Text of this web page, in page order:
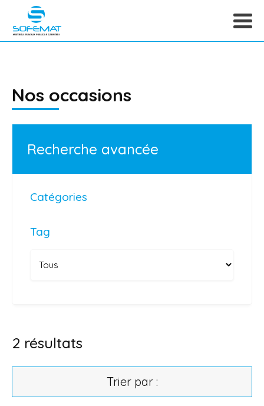
Nos occasions
Recherche avancée
Catégories
Tag
2 résultats
Trier par :